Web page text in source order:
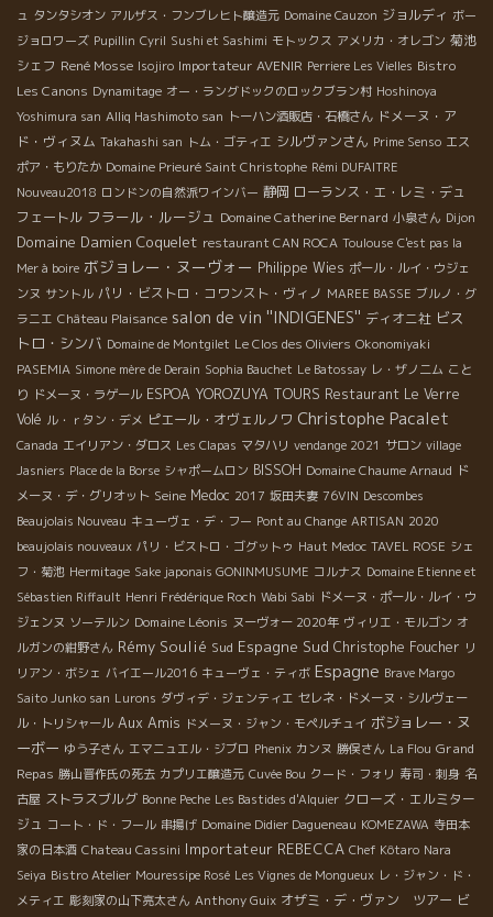
ュ タンタシオン アルザス・フンブレヒト醸造元 Domaine Cauzon ジョルディ ボー
ジョロワーズ Pupillin Cyril Sushi et Sashimi モトックス アメリカ・オレゴン 菊池
シェフ René Mosse Isojiro Importateur AVENIR Perriere Les Vielles Bistro
Les Canons Dynamitage オー・ラングドックのロックブラン村 Hoshinoya
Yoshimura san Alliq Hashimoto san トーハン酒販店・石橋さん ドメーヌ・ア
ド・ヴィヌム Takahashi san トム・ゴティエ シルヴァンさん Prime Senso エス
ポア・もりたか Domaine Prieuré Saint Christophe Rémi DUFAITRE
Nouveau2018 ロンドンの自然派ワインバー 静岡 ローランス・エ・レミ・デュ
フェートル フラール・ルージュ Domaine Catherine Bernard 小泉さん Dijon
Domaine Damien Coquelet restaurant CAN ROCA Toulouse C'est pas la
Mer à boire ボジョレー・ヌーヴォー Philippe Wies ポール・ルイ・ウジェ
ンヌ サントル パリ・ビストロ・コワンスト・ヴィノ MAREE BASSE ブルノ・グ
ラニエ Château Plaisance salon de vin ''INDIGENES'' ディオニ社 ビス
トロ・シンバ Domaine de Montgilet Le Clos des Oliviers Okonomiyaki
PASEMIA Simone mère de Derain Sophia Bauchet Le Batossay レ・ザノ二ム こと
り ドメーヌ・ラゲール ESPOA YOROZUYA TOURS Restaurant Le Verre
Volé ル・ｒタン・デメ ピエール・オヴェルノワ Christophe Pacalet
Canada エイリアン・ダロス Les Clapas マタハリ vendange 2021 サロン village
Jasniers Place de la Borse シャポームロン BISSOH Domaine Chaume Arnaud ド
メーヌ・デ・グリオット Seine Medoc 2017 坂田夫妻 76VIN Descombes
Beaujolais Nouveau キューヴェ・デ・フー Pont au Change ARTISAN 2020
beaujolais nouveaux パリ・ビストロ・ゴグットゥ Haut Medoc TAVEL ROSE シェ
フ・菊池 Hermitage Sake japonais GONINMUSUME コルナス Domaine Etienne et
Sébastien Riffault Henri Frédérique Roch Wabi Sabi ドメーヌ・ポール・ルイ・ウ
ジェンヌ ソーテルン Domaine Léonis ヌーヴォー 2020年 ヴィリエ・モルゴン オ
ルガンの紺野さん Rémy Soulié Sud Espagne Sud Christophe Foucher リ
リアン・ボシェ バイエール2016 キューヴェ・ティボ Espagne Brave Margo
Saito Junko san Lurons ダヴィデ・ジェンティエ セレネ・ドメーヌ・シルヴェー
ル・トリシャール Aux Amis ドメーヌ・ジャン・モペルチュイ ボジョレー・ヌ
ーボー ゆう子さん エマニュエル・ジブロ Phenix カンヌ 勝俣さん La Flou Grand
Repas 勝山晋作氏の死去 カプリエ醸造元 Cuvée Bou クード・フォリ 寿司・刺身 名
古屋 ストラスブルグ Bonne Peche Les Bastides d'Alquier クローズ・エルミター
ジュ コート・ド・フール 串揚げ Domaine Didier Dagueneau KOMEZAWA 寺田本
家の日本酒 Chateau Cassini Importateur REBECCA Chef Kôtaro Nara
Seiya Bistro Atelier Mouressipe Rosé Les Vignes de Mongueux レ・ジャン・ド・
メティエ 彫刻家の山下亮太さん Anthony Guix オザミ・デ・ヴァン ツアー ビ